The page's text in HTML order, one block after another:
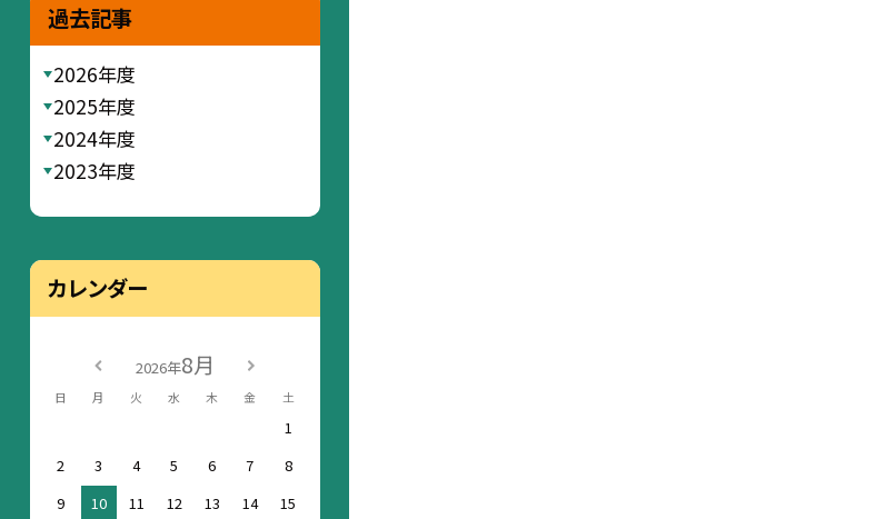
過去記事
2026年度
2025年度
2024年度
2023年度
カレンダー
2026年8月
日 月 火 水 木 金 土
1
2
3 4 5 6 7
8
9
10 11 12 13 14
15